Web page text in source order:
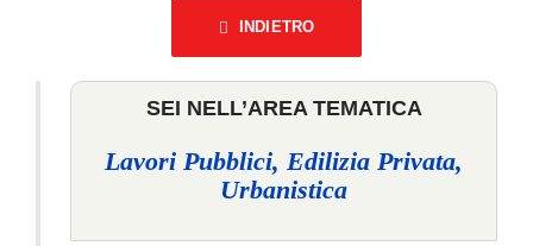
INDIETRO
SEI NELL’AREA TEMATICA
Lavori Pubblici, Edilizia Privata,
Urbanistica